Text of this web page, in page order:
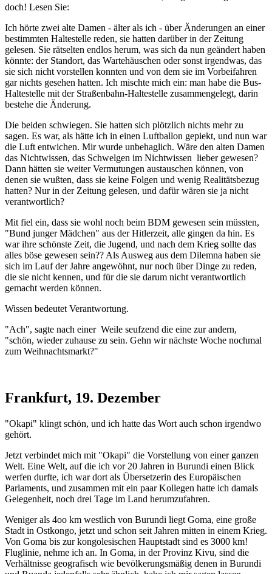
doch! Lesen Sie:
Ich hörte zwei alte Damen - älter als ich - über Änderungen an einer
bestimmten Haltestelle reden, sie hatten darüber in der Zeitung
gelesen. Sie rätselten endlos herum, was sich da nun geändert haben
könnte: der Standort, das Wartehäuschen oder sonst irgendwas, das
sie sich nicht vorstellen konnten und von dem sie im Vorbeifahren
gar nichts gesehen hatten. Ich mischte mich ein: man habe die Bus-
Haltestelle mit der Straßenbahn-Haltestelle zusammengelegt, darin
bestehe die Änderung.
Die beiden schwiegen. Sie hatten sich plötzlich nichts mehr zu
sagen. Es war, als hätte ich in einen Luftballon gepiekt, und nun war
die Luft entwichen. Mir wurde unbehaglich. Wäre den alten Damen
das Nichtwissen, das Schwelgen im Nichtwissen lieber gewesen?
Dann hätten sie weiter Vermutungen austauschen können, von
denen sie wußten, dass sie keine Folgen und wenig Realitätsbezug
hatten? Nur in der Zeitung gelesen, und dafür wären sie ja nicht
verantwortlich?
Mit fiel ein, dass sie wohl noch beim BDM gewesen sein müssten,
"Bund junger Mädchen" aus der Hitlerzeit, alle gingen da hin. Es
war ihre schönste Zeit, die Jugend, und nach dem Krieg sollte das
alles böse gewesen sein?? Als Ausweg aus dem Dilemna haben sie
sich im Lauf der Jahre angewöhnt, nur noch über Dinge zu reden,
die sie nicht kennen, und für die sie darum nicht verantwortlich
gemacht werden können.
Wissen bedeutet Verantwortung.
"Ach", sagte nach einer Weile seufzend die eine zur andern,
"schön, wieder zuhause zu sein. Gehn wir nächste Woche nochmal
zum Weihnachtsmarkt?"
Frankfurt, 19. Dezember
"Okapi" klingt schön, und ich hatte das Wort auch schon irgendwo
gehört.
Jetzt verbindet mich mit "Okapi" die Vorstellung von einer ganzen
Welt. Eine Welt, auf die ich vor 20 Jahren in Burundi einen Blick
werfen durfte, ich war dort als Übersetzerin des Europäischen
Parlaments, und zusammen mit ein paar Kollegen hatte ich damals
Gelegenheit, noch drei Tage im Land herumzufahren.
Weniger als 4oo km westlich von Burundi liegt Goma, eine große
Stadt in Ostkongo, jetzt und schon seit Jahren mitten in einem Krieg.
Von Goma bis zur kongolesischen Hauptstadt sind es 3000 km!
Fluglinie, nehme ich an. In Goma, in der Provinz Kivu, sind die
Verhältnisse geografisch wie bevölkerungsmäßig denen in Burundi